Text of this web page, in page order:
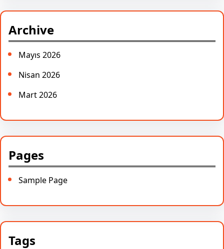
h
Archive
Mayıs 2026
Nisan 2026
Mart 2026
Pages
Sample Page
Tags